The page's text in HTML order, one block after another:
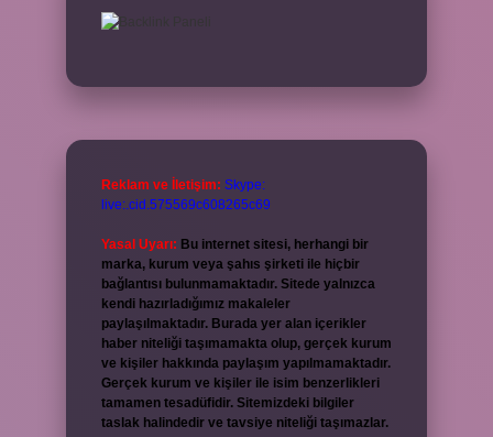
Reklam ve İletişim: Skype:
live:.cid.575569c608265c69
Yasal Uyarı: Bu internet sitesi, herhangi bir
marka, kurum veya şahıs şirketi ile hiçbir
bağlantısı bulunmamaktadır. Sitede yalnızca
kendi hazırladığımız makaleler
paylaşılmaktadır. Burada yer alan içerikler
haber niteliği taşımamakta olup, gerçek kurum
ve kişiler hakkında paylaşım yapılmamaktadır.
Gerçek kurum ve kişiler ile isim benzerlikleri
tamamen tesadüfidir. Sitemizdeki bilgiler
taslak halindedir ve tavsiye niteliği taşımazlar.